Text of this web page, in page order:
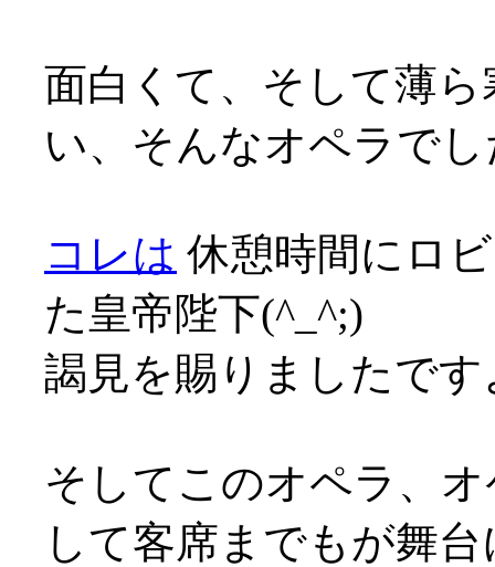
面白くて、そして薄
い、そんなオペラで
コレは 休憩時間にロ
た皇帝陛下(^_^;)
謁見を賜りましたです
そしてこのオペラ、
して客席までもが舞